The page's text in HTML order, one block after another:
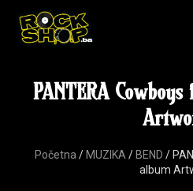
PANTERA
Početna / MUZIKA / BEND /
album